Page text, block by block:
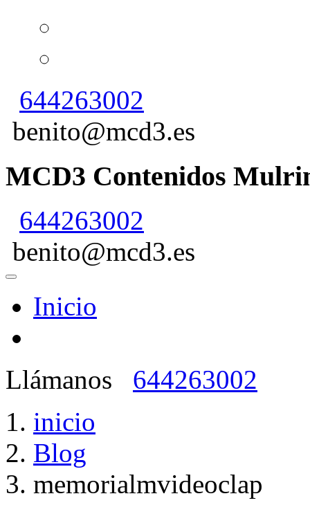
644263002
benito@mcd3.es
MCD3 Contenidos
644263002
benito@mcd3.es
Inicio
Llámanos
644263002
inicio
Blog
memorialmvideoclap